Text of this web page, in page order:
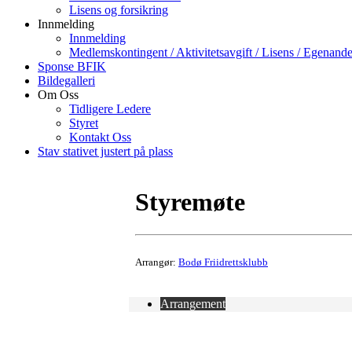
Lisens og forsikring
Innmelding
Innmelding
Medlemskontingent / Aktivitetsavgift / Lisens /
Sponse BFIK
Bildegalleri
Om Oss
Tidligere Ledere
Styret
Kontakt Oss
Stav stativet justert på plass
Styremøte
Arrangør: Bodø Friidrettsklubb
Arrangement